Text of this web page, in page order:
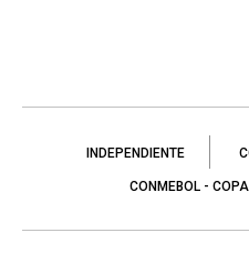
INDEPENDIENTE
CONMEBOL -